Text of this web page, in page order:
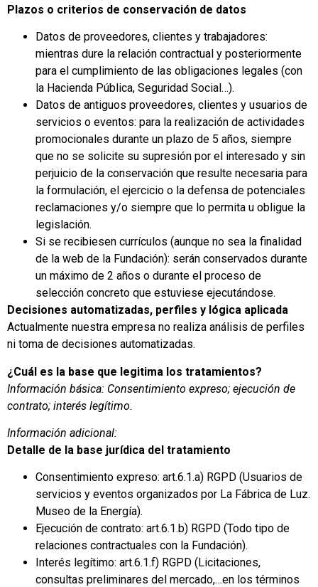
Plazos o criterios de conservación de datos
Datos de proveedores, clientes y trabajadores:
mientras dure la relación contractual y posteriormente
para el cumplimiento de las obligaciones legales (con
la Hacienda Pública, Seguridad Social…).
Datos de antiguos proveedores, clientes y usuarios de
servicios o eventos: para la realización de actividades
promocionales durante un plazo de 5 años, siempre
que no se solicite su supresión por el interesado y sin
perjuicio de la conservación que resulte necesaria para
la formulación, el ejercicio o la defensa de potenciales
reclamaciones y/o siempre que lo permita u obligue la
legislación.
Si se recibiesen currículos (aunque no sea la finalidad
de la web de la Fundación): serán conservados durante
un máximo de 2 años o durante el proceso de
selección concreto que estuviese ejecutándose.
Decisiones automatizadas, perfiles y lógica aplicada
Actualmente nuestra empresa no realiza análisis de perfiles
ni toma de decisiones automatizadas.
¿Cuál es la base que legitima los tratamientos?
Información básica: Consentimiento expreso; ejecución de
contrato; interés legítimo.
Información adicional:
Detalle de la base jurídica del tratamiento
Consentimiento expreso: art.6.1.a) RGPD (Usuarios de
servicios y eventos organizados por La Fábrica de Luz.
Museo de la Energía).
Ejecución de contrato: art.6.1.b) RGPD (Todo tipo de
relaciones contractuales con la Fundación).
Interés legítimo: art.6.1.f) RGPD (Licitaciones,
consultas preliminares del mercado,…en los términos